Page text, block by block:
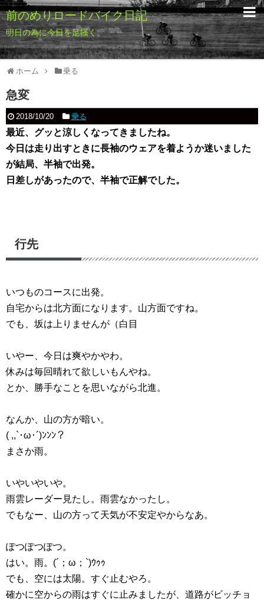
前のめりロードバイク日記
明日の為に今日を足掻く。
ホーム 乗る
急変
2018/10/20 乗る
最近、グッと涼しくなってきましたね。
今日は走り出すときに長袖のウェアを着ようか迷いました
が結局、半袖で出発。
日差しがあったので、半袖で正解でした。
行先
いつものコースに出発。
自宅からは北方面になります。山方面ですね。
でも、坂は上りませんが（白目
いやー、今日は爽やかやわ。
休みは毎回晴れて欲しいもんやね。
とか、勝手なことを思いながら北進。
なんか、山の方が暗い。
( ,,`･ω･´)ﾝﾝﾝ？
まさか雨。
いやいやいや。
雨雲レーダー見たし。雨雲なかったし。
でもなー、山の方って天気が不安定やからなあ。
ぽつぽつぽつ。
はい。雨。(´；ω；`)ｳｩｩ
でも、空には太陽。すぐ止むやろ。
確かに空からの雨はすぐに止みましたが、道路がビッチョ